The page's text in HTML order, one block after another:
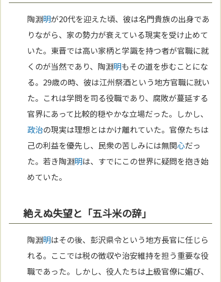
陶淵明が20代を迎えた頃、彼は名門貴族の出身であ
りながら、家の勢力が衰えている現実を受け止めて
いた。東晋では高い家柄と学識を持つ者が官職に就
くのが当然であり、陶淵明もその道を歩むことにな
る。29歳の時、彼は江州祭酒という地方官職に就い
た。これは学問を司る役職であり、腐敗が蔓延する
官界にあって比較的穏やかな立場だった。しかし、
政治の現実は理想とはかけ離れていた。官僚たちは
己の利益を優先し、民衆の苦しみには無関心だっ
た。若き陶淵明は、すでにこの世界に疑問を抱き始
めていた。
絶えぬ失望と「五斗米の辞」
陶淵明はその後、彭沢県令という地方長官に任じら
れる。ここでは税の徴収や治安維持を担う重要な役
職であった。しかし、役人たちは上級官僚に媚び、